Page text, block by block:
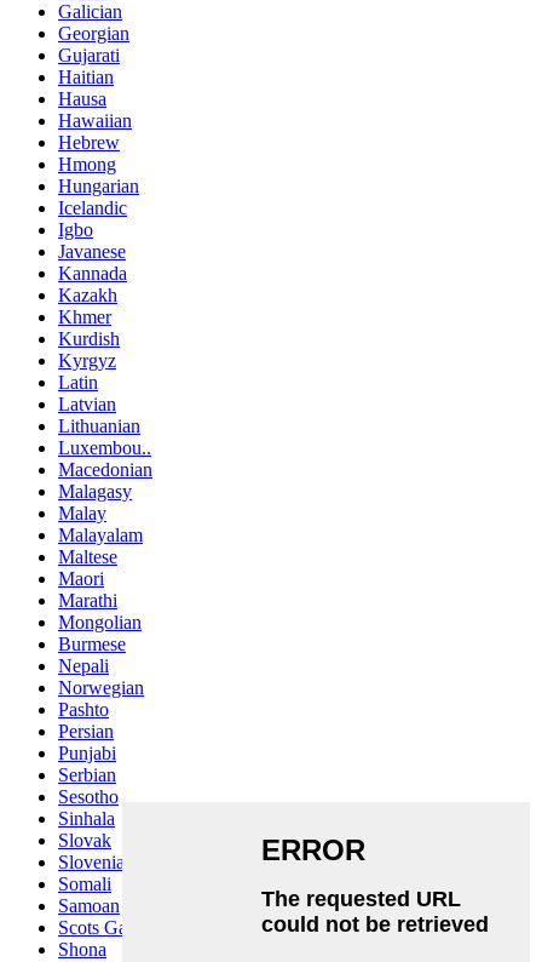
Galician
Georgian
Gujarati
Haitian
Hausa
Hawaiian
Hebrew
Hmong
Hungarian
Icelandic
Igbo
Javanese
Kannada
Kazakh
Khmer
Kurdish
Kyrgyz
Latin
Latvian
Lithuanian
Luxembou..
Macedonian
Malagasy
Malay
Malayalam
Maltese
Maori
Marathi
Mongolian
Burmese
Nepali
Norwegian
Pashto
Persian
Punjabi
Serbian
Sesotho
Sinhala
Slovak
Slovenian
Somali
Samoan
Scots Gaelic
Shona